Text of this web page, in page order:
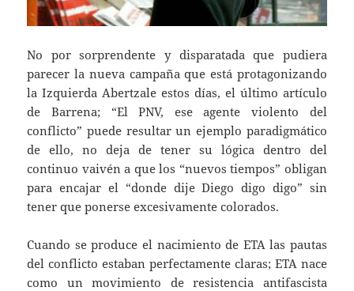
No por sorprendente y disparatada que pudiera
parecer la nueva campaña que está protagonizando
la Izquierda Abertzale estos días, el último artículo
de Barrena; “El PNV, ese agente violento del
conflicto” puede resultar un ejemplo paradigmático
de ello, no deja de tener su lógica dentro del
continuo vaivén a que los “nuevos tiempos” obligan
para encajar el “donde dije Diego digo digo” sin
tener que ponerse excesivamente colorados.
Cuando se produce el nacimiento de ETA las pautas
del conflicto estaban perfectamente claras; ETA nace
como un movimiento de resistencia antifascista